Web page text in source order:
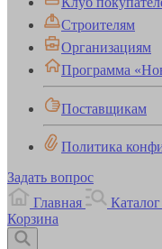
Строителям
Организациям
Программа
Поставщикам
Политика
Задать вопрос
Главная
Каталог
Корзина